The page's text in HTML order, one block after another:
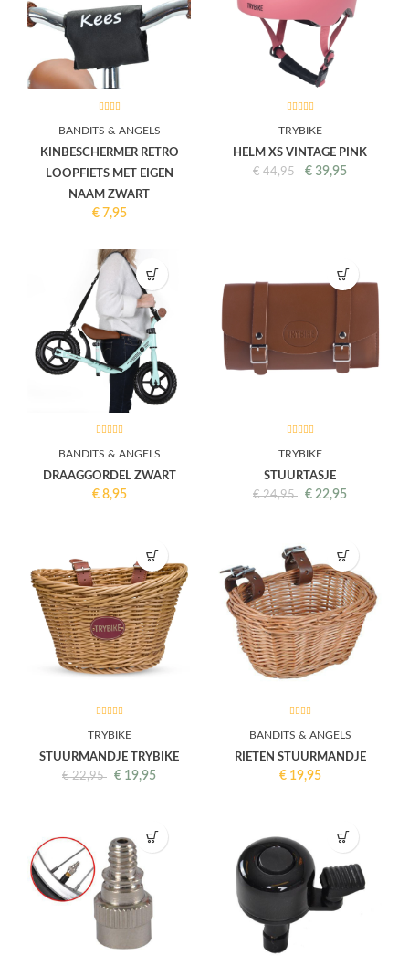
BANDITS & ANGELS
KINBESCHERMER RETRO
LOOPFIETS MET EIGEN
NAAM ZWART
€ 7,95
TRYBIKE
HELM XS VINTAGE PINK
€44,95 € 39,95
BANDITS & ANGELS
DRAAGGORDEL ZWART
€ 8,95
TRYBIKE
STUURTASJE
€24,95 € 22,95
TRYBIKE
STUURMANDJE TRYBIKE
€22,95 € 19,95
BANDITS & ANGELS
RIETEN STUURMANDJE
€ 19,95